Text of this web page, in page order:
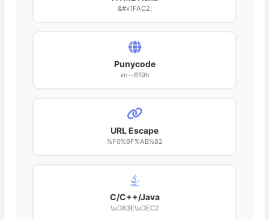
&#x1FAC2;
Punycode
xn--619h
URL Escape
%F0%9F%AB%82
C/C++/Java
\uD83E\uDEC2